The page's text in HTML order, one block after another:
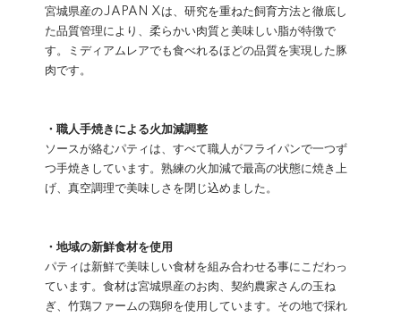
宮城県産のJAPAN Xは、研究を重ねた飼育方法と徹底し
た品質管理により、柔らかい肉質と美味しい脂が特徴で
す。ミディアムレアでも食べれるほどの品質を実現した豚
肉です。
・職人手焼きによる火加減調整
ソースが絡むパティは、すべて職人がフライパンで一つず
つ手焼きしています。熟練の火加減で最高の状態に焼き上
げ、真空調理で美味しさを閉じ込めました。
・地域の新鮮食材を使用
パティは新鮮で美味しい食材を組み合わせる事にこだわっ
ています。食材は宮城県産のお肉、契約農家さんの玉ね
ぎ、竹鶏ファームの鶏卵を使用しています。その地で採れ